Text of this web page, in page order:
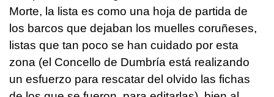
Morte, la lista es como una hoja de partida de
los barcos que dejaban los muelles coruñeses,
listas que tan poco se han cuidado por esta
zona (el Concello de Dumbría está realizando
un esfuerzo para rescatar del olvido las fichas